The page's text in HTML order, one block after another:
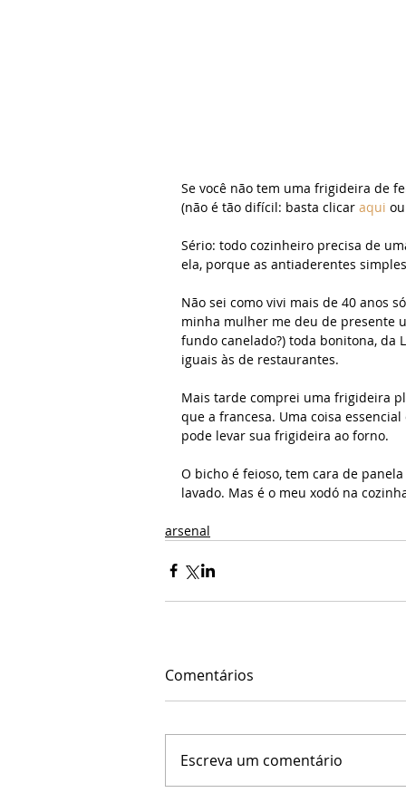
Se você não tem uma frigideira de
(não é tão difícil: basta clicar aqui
Sério: todo cozinheiro precisa de
ela, porque as antiaderentes
Não sei como vivi mais de 40 anos
minha mulher me deu de presente
fundo canelado?) toda bonitona, da
iguais às de restaurantes.
Mais tarde comprei uma frigideira
que a francesa. Uma coisa
pode levar sua frigideira ao forno.
O bicho é feioso, tem cara de
lavado. Mas é o meu xodó na
arsenal
Comentários
Escreva um comentário